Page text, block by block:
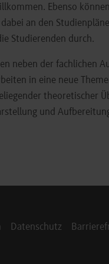
Ebenso
an den
Studierenden durch.
neben der fachlichen
in eine neue
theoretischer
und
Datenschutz